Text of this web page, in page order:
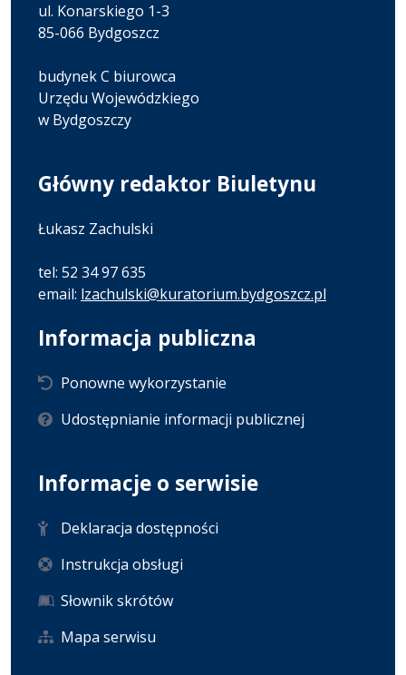
ul. Konarskiego 1-3
85-066 Bydgoszcz
budynek C biurowca
Urzędu Wojewódzkiego
w Bydgoszczy
Główny redaktor Biuletynu
Łukasz Zachulski
tel: 52 34 97 635
email: lzachulski@kuratorium.bydgoszcz.pl
Informacja publiczna
Ponowne wykorzystanie
Udostępnianie informacji publicznej
Informacje o serwisie
Deklaracja dostępności
Instrukcja obsługi
Słownik skrótów
Mapa serwisu